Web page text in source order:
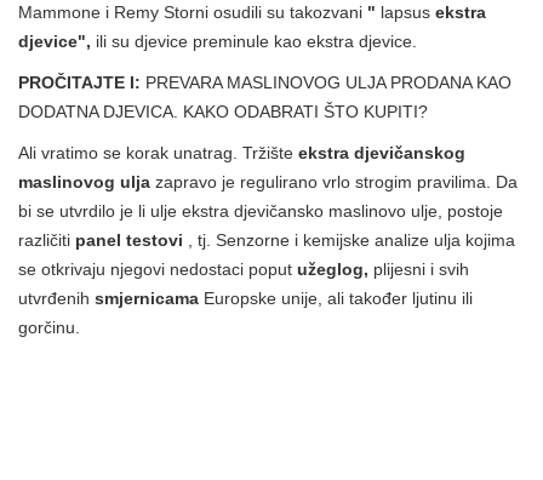
Mammone i Remy Storni osudili su takozvani " lapsus ekstra
djevice", ili su djevice preminule kao ekstra djevice.
PROČITAJTE I: PREVARA MASLINOVOG ULJA PRODANA KAO
DODATNA DJEVICA. KAKO ODABRATI ŠTO KUPITI?
Ali vratimo se korak unatrag. Tržište ekstra djevičanskog
maslinovog ulja zapravo je regulirano vrlo strogim pravilima. Da
bi se utvrdilo je li ulje ekstra djevičansko maslinovo ulje, postoje
različiti panel testovi , tj. Senzorne i kemijske analize ulja kojima
se otkrivaju njegovi nedostaci poput užeglog, plijesni i svih
utvrđenih smjernicama Europske unije, ali također ljutinu ili
gorčinu.